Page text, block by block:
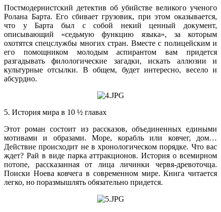
Постмодернистский детектив об убийстве великого ученого
Ролана Барта. Его сбивает грузовик, при этом оказывается,
что у Барта был с собой некий ценный документ,
описывающий «седьмую функцию языка», за которым
охотятся спецслужбы многих стран. Вместе с полицейским и
его помощником молодым аспирантом вам придется
разгадывать филологические загадки, искать аллюзии и
культурные отсылки. В общем, будет интересно, весело и
абсурдно.
5. История мира в 10 ½ главах
Этот роман состоит из рассказов, объединенных едиными
мотивами и образами. Море, корабль или ковчег, дом…
Действие происходит не в хронологическом порядке. Что вас
ждет? Рай в виде парка аттракционов. История о всемирном
потопе, рассказанная от лица личинки червя-древоточца.
Поиски Ноева ковчега в современном мире. Книга читается
легко, но поразмышлять обязательно придется.